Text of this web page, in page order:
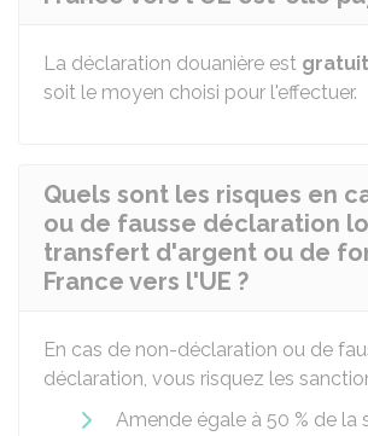
La déclaration douanière est
soit le moyen choisi pour l'effectuer.
Quels sont les risques en
ou de fausse déclaration
transfert d'argent ou de
France vers l'UE ?
En cas de non-déclaration ou de
déclaration, vous risquez les
Amende égale à 50 % de la